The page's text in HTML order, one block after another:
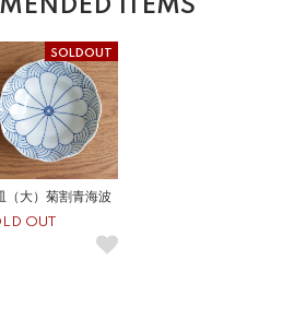
ITEMS
SOLDOUT
（大）菊割青海波
OUT